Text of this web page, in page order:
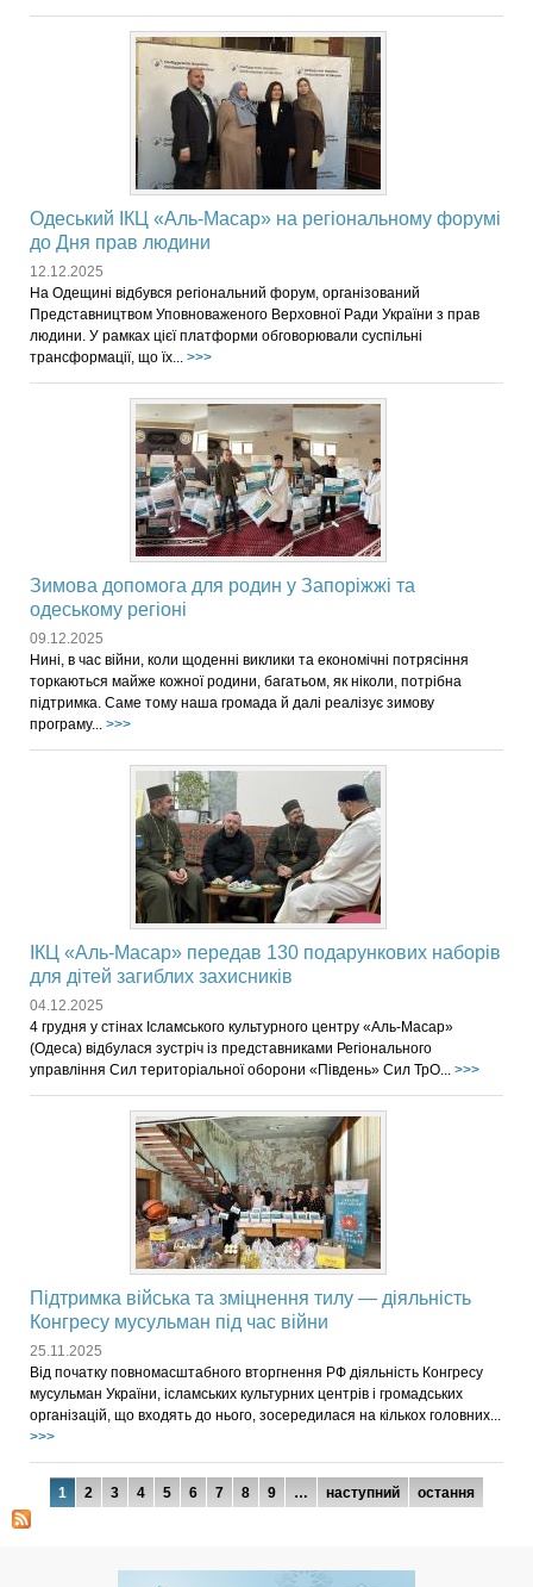
Одеський ІКЦ «Аль-Масар» на регіональному форумі
до Дня прав людини
12.12.2025
На Одещині відбувся регіональний форум, організований
Представництвом Уповноваженого Верховної Ради України з прав
людини. У рамках цієї платформи обговорювали суспільні
трансформації, що їх... >>>
Зимова допомога для родин у Запоріжжі та
одеському регіоні
09.12.2025
Нині, в час війни, коли щоденні виклики та економічні потрясіння
торкаються майже кожної родини, багатьом, як ніколи, потрібна
підтримка. Саме тому наша громада й далі реалізує зимову
програму... >>>
ІКЦ «Аль-Масар» передав 130 подарункових наборів
для дітей загиблих захисників
04.12.2025
4 грудня у стінах Ісламського культурного центру «Аль-Масар»
(Одеса) відбулася зустріч із представниками Регіонального
управління Сил територіальної оборони «Південь» Сил ТрО... >>>
Підтримка війська та зміцнення тилу — діяльність
Конгресу мусульман під час війни
25.11.2025
Від початку повномасштабного вторгнення РФ діяльність Конгресу
мусульман України, ісламських культурних центрів і громадських
організацій, що входять до нього, зосередилася на кількох головних...
>>>
Сторінки
1 2 3 4 5 6 7 8 9 … наступний остання